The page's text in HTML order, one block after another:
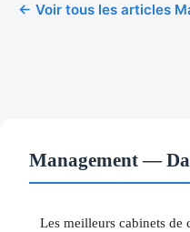
← Voir tous les articles
Management —
Les meilleurs cabinets de